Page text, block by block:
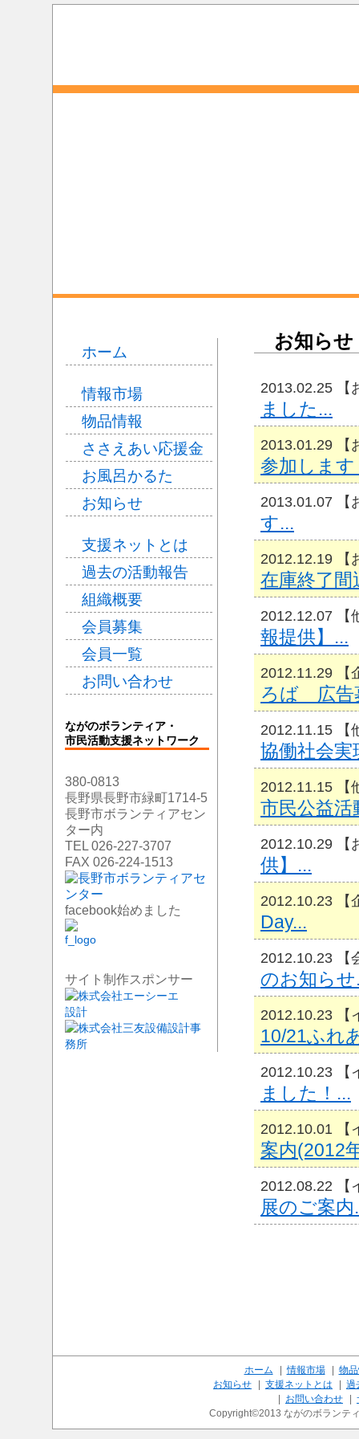
ホーム
情報市場
物品情報
ささえあい応援金
お風呂かるた
お知らせ
支援ネットとは
過去の活動報告
組織概要
会員募集
会員一覧
お問い合わせ
ながのボランティア・
市民活動支援ネットワーク
380-0813
長野県長野市緑町1714-5
長野市ボランティアセン
ター内
TEL 026-227-3707
FAX 026-224-1513
facebook始めました
サイト制作スポンサー
お知らせ
2013.02.25 【
ました...
2013.01.29 【
参加します
2013.01.07 【
す...
2012.12.19 【
在庫終了間
2012.12.07 【
報提供】...
2012.11.29 【
ろば 広告
2012.11.15 【
協働社会実
2012.11.15 【
市民公益活
2012.10.29 【
供】...
2012.10.23 【
Day...
2012.10.23 【
のお知らせ
2012.10.23 【
10/21ふれ
2012.10.23 【
ました！...
2012.10.01 【
案内(2012
2012.08.22 【
展のご案内
ホーム |情報市場
物
お知らせ
支援ネットとは
過
お問い合わせ
Copyright©2013 ながのボランテ